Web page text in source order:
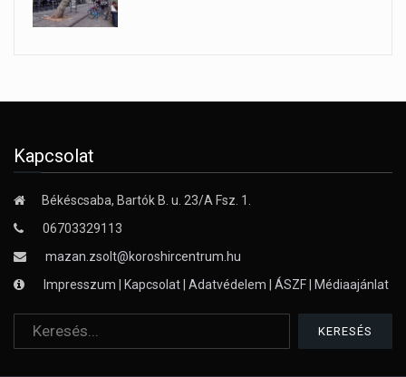
Kapcsolat
Békéscsaba, Bartók B. u. 23/A Fsz. 1.
06703329113
mazan.zsolt@koroshircentrum.hu
Impresszum
Kapcsolat Adatvédelem ÁSZF Médiaajánlat